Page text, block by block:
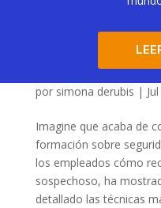
Phishing y
empleados siguen
por simona derubis |
Imagine que acaba de
formación sobre
los empleados cómo
sospechoso, ha
detallado las técnicas